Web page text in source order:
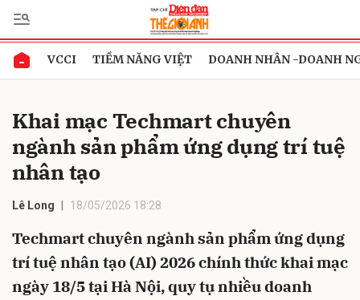
VCCI TIỀM NĂNG VIỆT DOANH NHÂN -DOANH
Khai mạc Techmart chuyên
ngành sản phẩm ứng dụng trí tuệ
nhân tạo
Lê Long 18/05/2026 18:28
Techmart chuyên ngành sản phẩm ứng dụng
trí tuệ nhân tạo (AI) 2026 chính thức khai mạc
ngày 18/5 tại Hà Nội, quy tụ nhiều doanh
Gửi bình luận
Hủy Gửi